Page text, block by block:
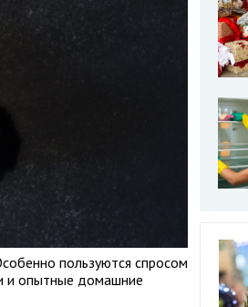
пользуются спросом
и опытные домашние